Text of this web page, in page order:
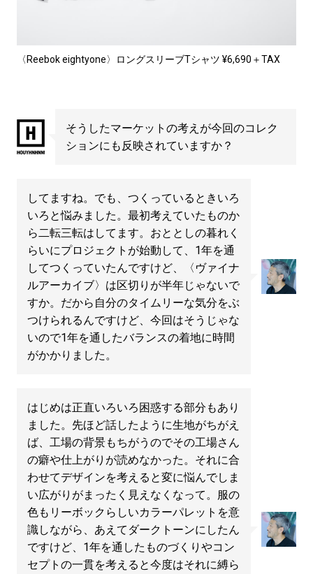
〈Reebok eightyone〉ロングスリーブTシャツ ¥6,690＋TAX
そうしたマーケットの考えが今回のコレク
ションにも反映されていますか？
してますね。でも、つくっているときいろ
いろと悩みました。最初考えていたものか
ら二転三転はしてます。おととしの暮れく
らいにプロジェクトが始動して、1年を通
してつくっていたんですけど、〈ヴァイナ
ルアーカイブ〉は区切りが半年じゃないで
すか。だから自分のタイムリーな気分をぶ
つけられるんですけど、今回はそうじゃな
いので1年を通したバランスの着地に時間
がかかりました。
はじめは正直いろいろ困惑する部分もあり
ました。先ほど話したように生地がちがえ
ば、工場の背景もちがうのでその工場さん
の癖や仕上がりが読めなかった。それに合
わせてデザインを考えると変に悩んでしま
い広がりがまったく見えなくなって。服の
色もリーボックらしいカラーパレットを意
識しながら、あえてダークトーンにしたん
ですけど、1年を通したものづくりやコン
セプトの一貫を考えると今度はそれに縛ら